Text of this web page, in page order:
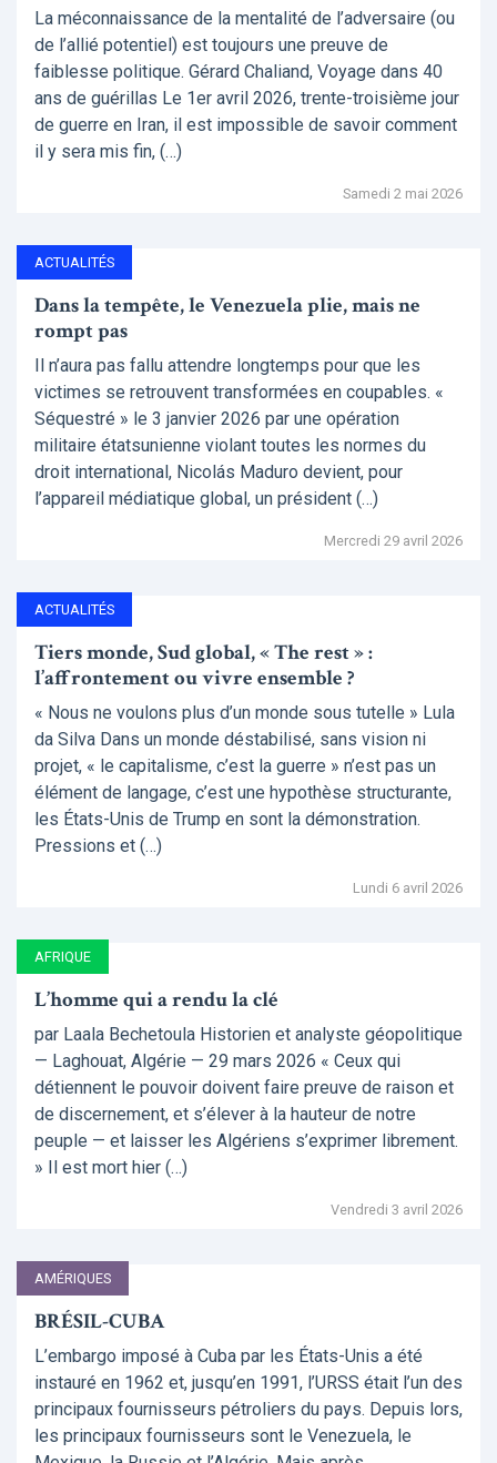
La méconnaissance de la mentalité de l’adversaire (ou
de l’allié potentiel) est toujours une preuve de
faiblesse politique. Gérard Chaliand, Voyage dans 40
ans de guérillas Le 1er avril 2026, trente-troisième jour
de guerre en Iran, il est impossible de savoir comment
il y sera mis fin, (…)
Samedi 2 mai 2026
ACTUALITÉS
Dans la tempête, le Venezuela plie, mais ne
rompt pas
Il n’aura pas fallu attendre longtemps pour que les
victimes se retrouvent transformées en coupables. «
Séquestré » le 3 janvier 2026 par une opération
militaire étatsunienne violant toutes les normes du
droit international, Nicolás Maduro devient, pour
l’appareil médiatique global, un président (…)
Mercredi 29 avril 2026
ACTUALITÉS
Tiers monde, Sud global, « The rest » :
l’affrontement ou vivre ensemble ?
« Nous ne voulons plus d’un monde sous tutelle » Lula
da Silva Dans un monde déstabilisé, sans vision ni
projet, « le capitalisme, c’est la guerre » n’est pas un
élément de langage, c’est une hypothèse structurante,
les États-Unis de Trump en sont la démonstration.
Pressions et (…)
Lundi 6 avril 2026
AFRIQUE
L’homme qui a rendu la clé
par Laala Bechetoula Historien et analyste géopolitique
— Laghouat, Algérie — 29 mars 2026 « Ceux qui
détiennent le pouvoir doivent faire preuve de raison et
de discernement, et s’élever à la hauteur de notre
peuple — et laisser les Algériens s’exprimer librement.
» Il est mort hier (…)
Vendredi 3 avril 2026
AMÉRIQUES
BRÉSIL-CUBA
L’embargo imposé à Cuba par les États-Unis a été
instauré en 1962 et, jusqu’en 1991, l’URSS était l’un des
principaux fournisseurs pétroliers du pays. Depuis lors,
les principaux fournisseurs sont le Venezuela, le